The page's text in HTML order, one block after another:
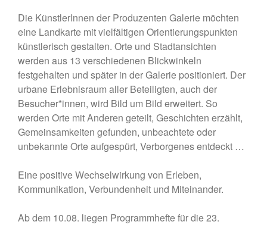
CHURCH« – Malerei,
Fotografie, Installation, Objekt
• Ausstellung –
»OHDUFRÖHLICHE« –
Malerei, Grafik, Objekt,
Fotografie, Performance
Juli 2026
Oktober 2025
August 2025
Die KünstlerInnen der Produzenten Galerie möchten
eine Landkarte mit vielfältigen Orientierungspunkten
künstlerisch gestalten. Orte und Stadtansichten
werden aus 13 verschiedenen Blickwinkeln
festgehalten und später in der Galerie positioniert. Der
urbane Erlebnisraum aller Beteiligten, auch der
Besucher*innen, wird Bild um Bild erweitert. So
werden Orte mit Anderen geteilt, Geschichten erzählt,
Gemeinsamkeiten gefunden, unbeachtete oder
unbekannte Orte aufgespürt, Verborgenes entdeckt …
Eine positive Wechselwirkung von Erleben,
Kommunikation, Verbundenheit und Miteinander.
Ab dem 10.08. liegen Programmhefte für die 23.